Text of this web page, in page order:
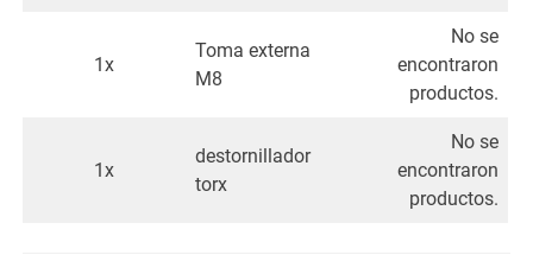
1x
Toma externa
M8
No se
encontraron
productos.
1x
destornillador
torx
No se
encontraron
productos.